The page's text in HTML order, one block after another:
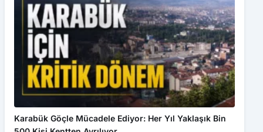
Karabük Göçle Mücadele Ediyor: Her Yıl Yaklaşık Bin